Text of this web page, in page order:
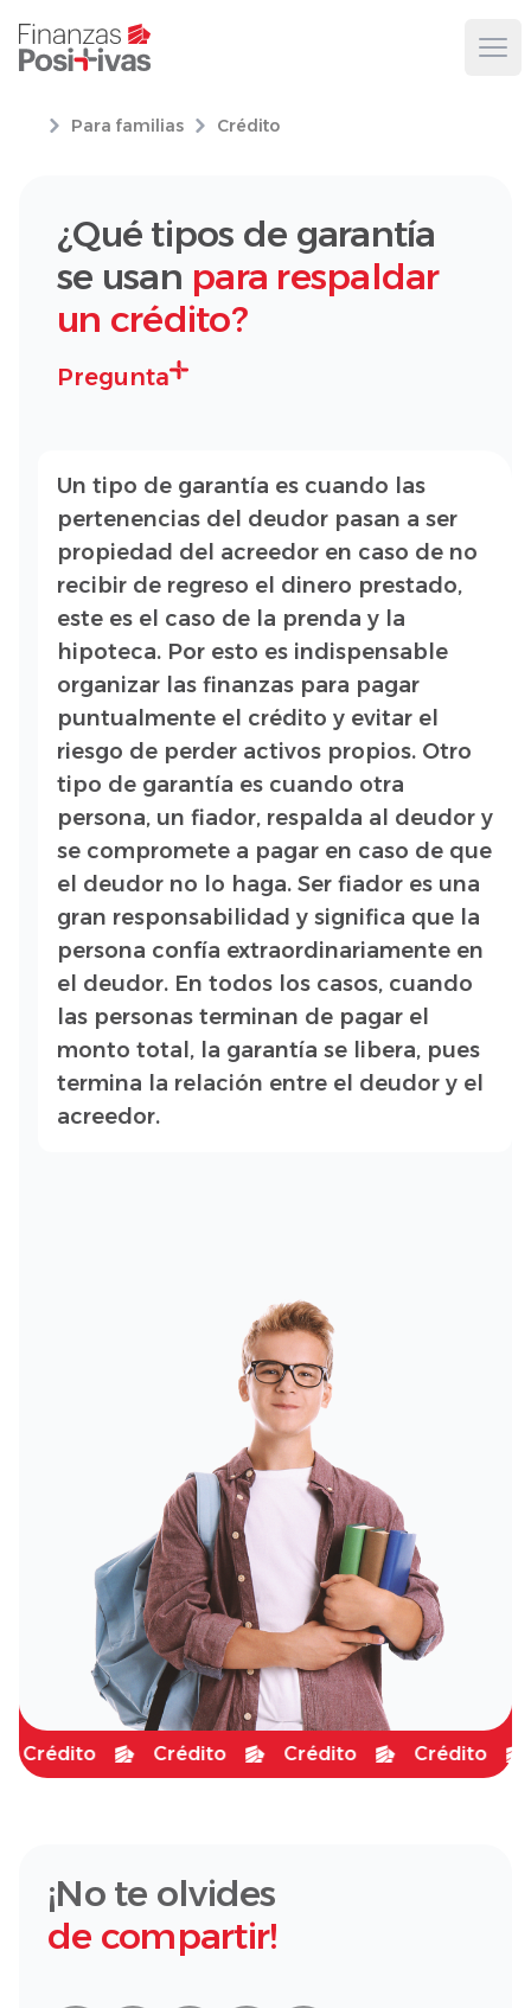
Para familias Crédito
¿Qué tipos de garantía
se usan para respaldar
un crédito?
Pregunta
Un tipo de garantía es cuando las
pertenencias del deudor pasan a ser
propiedad del acreedor en caso de no
recibir de regreso el dinero prestado,
este es el caso de la prenda y la
hipoteca. Por esto es indispensable
organizar las finanzas para pagar
puntualmente el crédito y evitar el
riesgo de perder activos propios. Otro
tipo de garantía es cuando otra
persona, un fiador, respalda al deudor y
se compromete a pagar en caso de que
el deudor no lo haga. Ser fiador es una
gran responsabilidad y significa que la
persona confía extraordinariamente en
el deudor. En todos los casos, cuando
las personas terminan de pagar el
monto total, la garantía se libera, pues
termina la relación entre el deudor y el
acreedor.
Crédito Crédito Crédito Crédito
¡No te olvides
de compartir!